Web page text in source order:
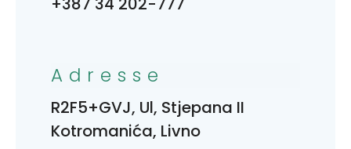
Adresse
R2F5+GVJ, Ul, Stjepana II
Kotromanića, Livno